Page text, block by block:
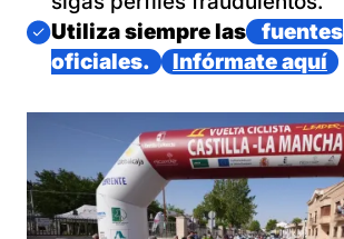
Imagen
Utiliza siempre las
fuentes
oficiales.
Infórmate aquí